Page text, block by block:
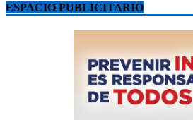
ESPACIO PUBLICITARIO